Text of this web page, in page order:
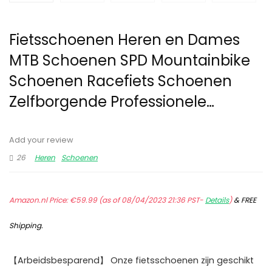
Fietsschoenen Heren en Dames
MTB Schoenen SPD Mountainbike
Schoenen Racefiets Schoenen
Zelfborgende Professionele…
Add your review
26
Heren Schoenen
Amazon.nl Price:€59.99(as of 08/04/2023 21:36 PST- Details)&FREE
Shipping.
【Arbeidsbesparend】 Onze fietsschoenen zijn geschikt